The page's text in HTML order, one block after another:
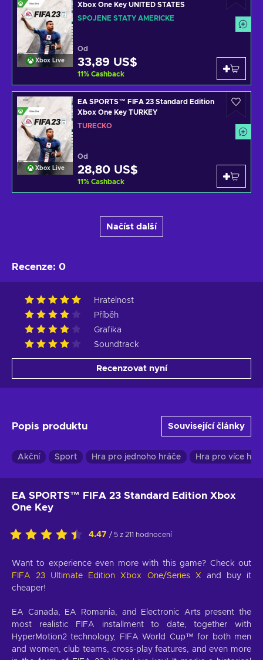
Xbox Live
Xbox One Key UNITED STATES
SPOJENÉ STÁTY AMERICKÉ
Od
33,89 US$
11% Cashback
Xbox Live
EA SPORTS™ FIFA 23 Standard Edition
Xbox One Key TURKEY
TURECKO
Od
28,80 US$
11% Cashback
Načíst další
Recenze: 0
Hratelnost
Příběh
Grafika
Soundtrack
Recenzovat nyní
Popis produktu Související články
Akční Sport Hra pro jednoho hráče Hra pro více
EA SPORTS™ FIFA 23 Standard Edition Xbox
One Key
4.47 / 5 z 211 hodnocení
Want to experience even more with this game? Check out
FIFA 23 Ultimate Edition Xbox One/Series X and buy it
cheaper!
EA Canada, EA Romania, and Electronic Arts present the
most realistic FIFA installment to date, together with
HyperMotion2 technology, FIFA World Cup™ for both men
and women, club teams, cross-play features, and even more